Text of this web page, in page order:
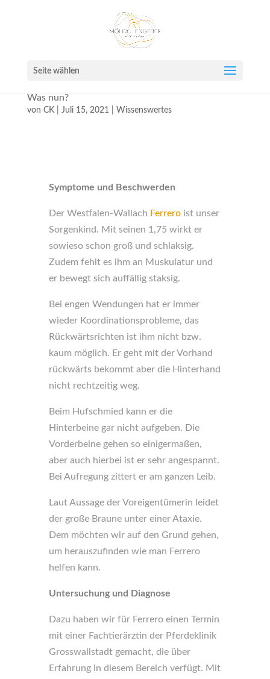
Seite wählen
Was nun?
von CK| Juli 15, 2021 Wissenswertes
Symptome und Beschwerden
Der Westfalen-Wallach Ferreroist unser
Sorgenkind. Mit seinen 1,75 wirkt er
sowieso schon groß und schlaksig.
Zudem fehlt es ihm an Muskulatur und
er bewegt sich auffällig staksig.
Bei engen Wendungen hat er immer
wieder Koordinationsprobleme, das
Rückwärtsrichten ist ihm nicht bzw.
kaum möglich. Er geht mit der Vorhand
rückwärts bekommt aber die Hinterhand
nicht rechtzeitig weg.
Beim Hufschmied kann er die
Hinterbeine gar nicht aufgeben. Die
Vorderbeine gehen so einigermaßen,
aber auch hierbei ist er sehr angespannt.
Bei Aufregung zittert er am ganzen Leib.
Laut Aussage der Voreigentümerin leidet
der große Braune unter einer Ataxie.
Dem möchten wir auf den Grund gehen,
um herauszufinden wie man Ferrero
helfen kann.
Untersuchung und Diagnose
Dazu haben wir für Ferrero einen Termin
mit einer Fachtierärztin der Pferdeklinik
Grosswallstadt gemacht, die über
Erfahrung in diesem Bereich verfügt. Mit